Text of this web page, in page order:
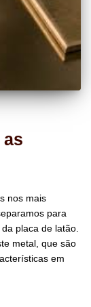
nos mais
para
placa de latão.
metal, que são
em